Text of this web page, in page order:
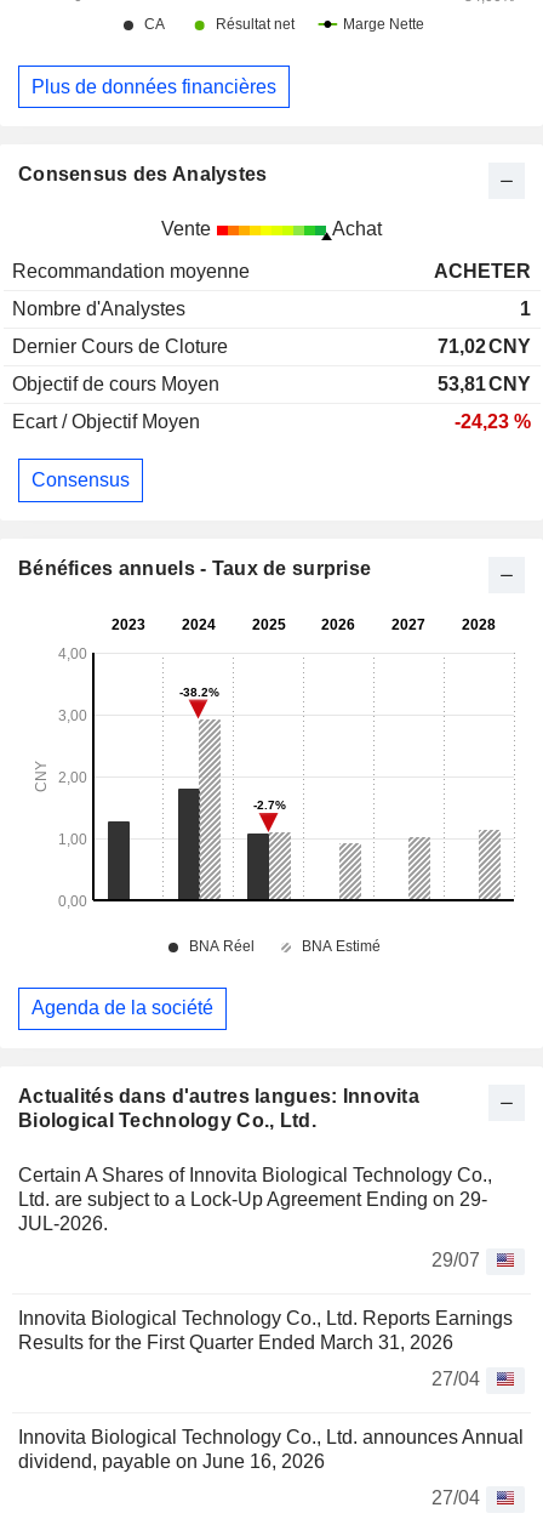
Actualités dans d'autres langues: Innovita
Biological Technology Co., Ltd.
Certain A Shares of Innovita Biological Technology Co.,
Ltd. are subject to a Lock-Up Agreement Ending on 29-
JUL-2026.
29/07
Innovita Biological Technology Co., Ltd. Reports Earnings
Results for the First Quarter Ended March 31, 2026
27/04
Innovita Biological Technology Co., Ltd. announces Annual
dividend, payable on June 16, 2026
27/04
Plus de données financières
Consensus des Analystes
Vente Achat
Recommandation moyenne
ACHETER
Nombre d'Analystes
1
Dernier Cours de Cloture
71,02CNY
Objectif de cours Moyen
53,81CNY
Ecart / Objectif Moyen
-24,23 %
Consensus
Bénéfices annuels - Taux de surprise
Agenda de la société